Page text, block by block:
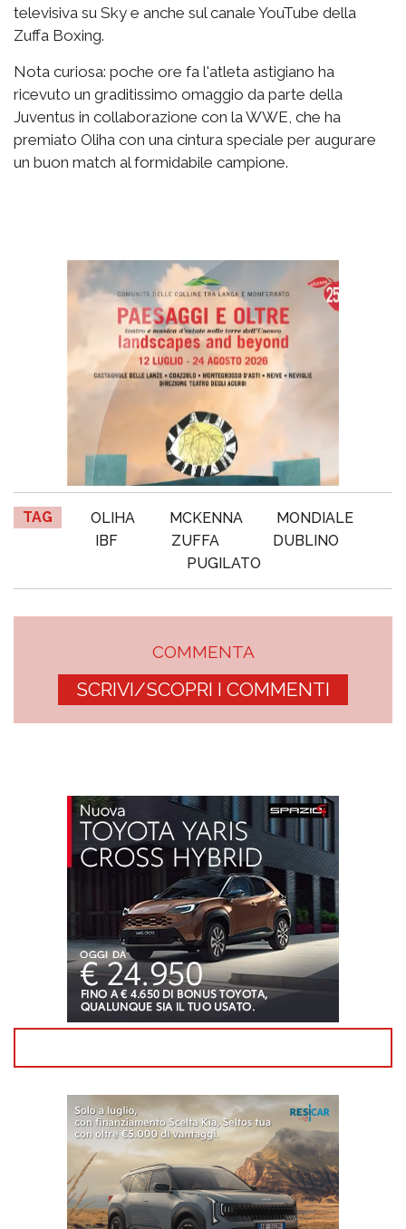
televisiva su Sky e anche sul canale YouTube della
Zuffa Boxing.
Nota curiosa: poche ore fa l'atleta astigiano ha
ricevuto un graditissimo omaggio da parte della
Juventus in collaborazione con la WWE, che ha
premiato Oliha con una cintura speciale per augurare
un buon match al formidabile campione.
TAG OLIHA MCKENNA
MONDIALE
IBF
ZUFFA
DUBLINO
PUGILATO
COMMENTA
SCRIVI/SCOPRI I COMMENTI